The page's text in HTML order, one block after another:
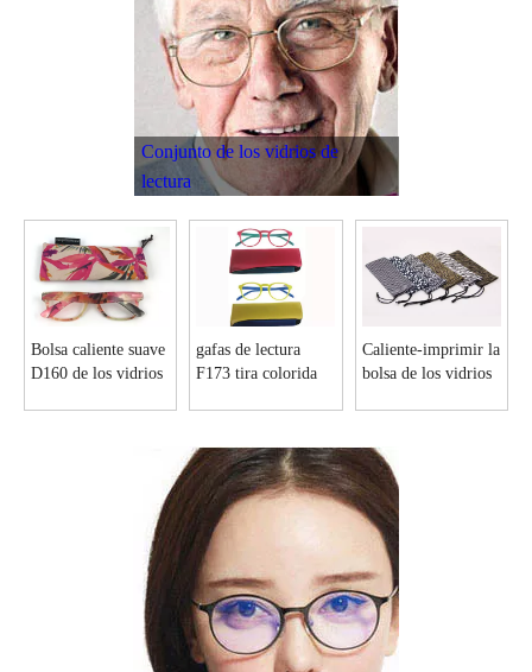
Caja de las gafas de sol del niño brillante I99 con la maneta
Conjunto de los vidrios de
lectura
Bolsa caliente suave
D160 de los vidrios
gafas de lectura
F173 tira colorida
Caliente-imprimir la
bolsa de los vidrios